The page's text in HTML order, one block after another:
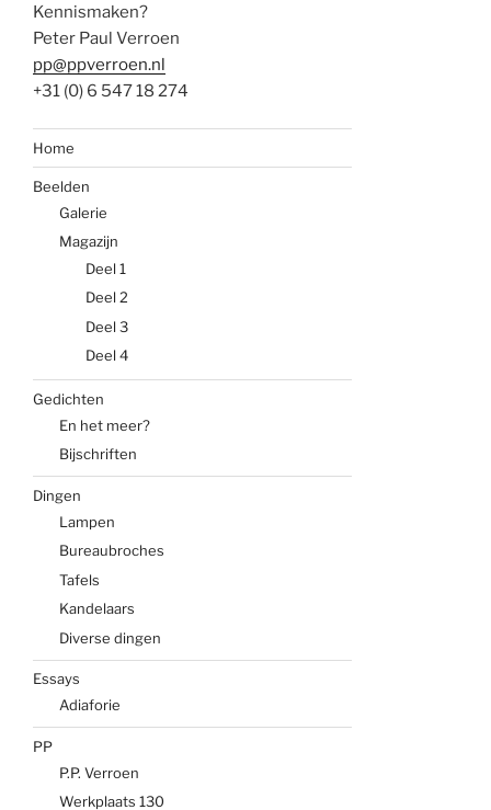
Kennismaken?
Peter Paul Verroen
pp@ppverroen.nl
+31 (0) 6 547 18 274
Home
Beelden
Galerie
Magazijn
Deel 1
Deel 2
Deel 3
Deel 4
Gedichten
En het meer?
Bijschriften
Dingen
Lampen
Bureaubroches
Tafels
Kandelaars
Diverse dingen
Essays
Adiaforie
PP
P.P. Verroen
Werkplaats 130